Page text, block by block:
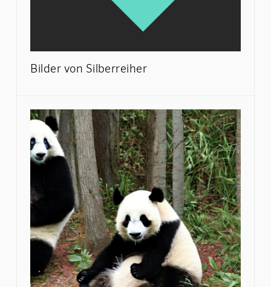
Bilder von Silberreiher